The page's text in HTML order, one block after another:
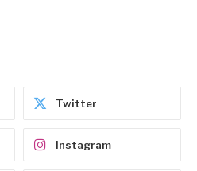
Twitter
Instagram